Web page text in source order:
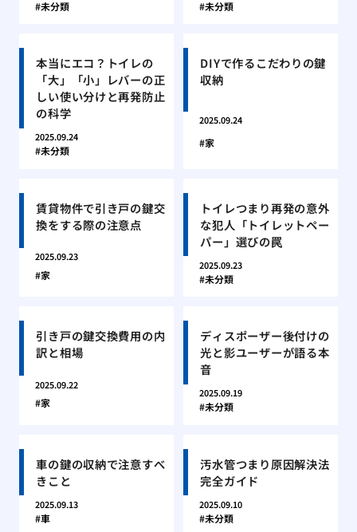
未分類 未分類
本当にエコ？トイレの
「大」「小」レバーの正
しい使い分けと再発防止
の科学
2025.09.24
未分類
DIYで作るこだわりの鍵
収納
2025.09.24
家
賃貸物件で引き戸の鍵交
換をする際の注意点
2025.09.23
家
トイレつまり再発の意外
な犯人「トイレットペー
パー」選びの罠
2025.09.23
未分類
引き戸の鍵交換費用の内
訳と相場
2025.09.22
家
ディスポーザー後付けの
光と影ユーザーが語る本
音
2025.09.19
未分類
車の鍵の収納で注意すべ
きこと
2025.09.13
車
汚水管つまり原因解決法
完全ガイド
2025.09.10
未分類